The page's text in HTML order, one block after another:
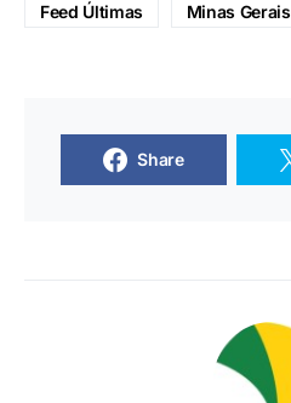
Feed Últimas Minas Gerais
Share